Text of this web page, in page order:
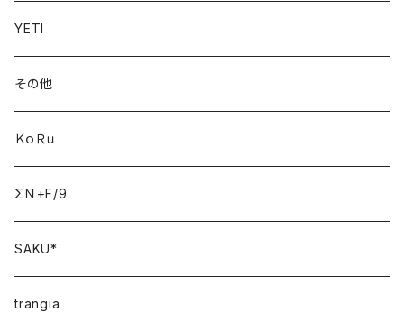
YETI
その他
ＫｏＲｕ
ΣＮ+F/9
SAKU*
trangia